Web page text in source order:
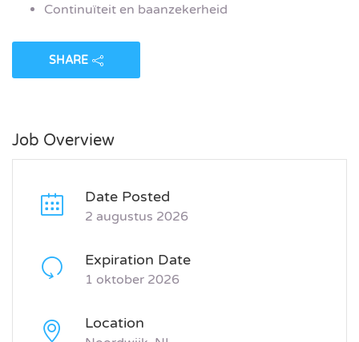
Continuïteit en baanzekerheid
SHARE
Job Overview
Date Posted
2 augustus 2026
Expiration Date
1 oktober 2026
Location